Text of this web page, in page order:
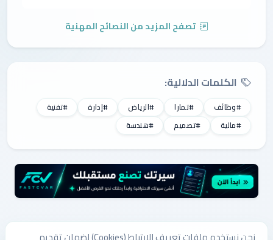
تصفح المزيد من النصائح المهنية
الكلمات الدلالية:
#وظائف #تمارا #الرياض #إدارة
#تقنية
#مالية
#تصميم #هندسة